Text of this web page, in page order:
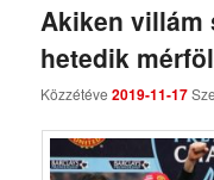
Akiken villám
hetedik
Közzétéve2019-11-17